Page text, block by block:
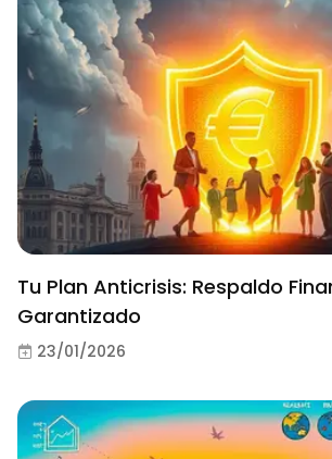
Tu Plan Anticrisis: Respaldo
Garantizado
23/01/2026